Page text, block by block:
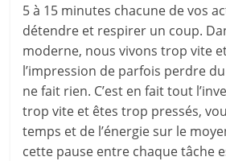
5 à 15 minutes chacune de vos
détendre et respirer un coup.
moderne, nous vivons trop vite
l’impression de parfois perdre
ne fait rien. C’est en fait tout
trop vite et êtes trop pressés,
temps et de l’énergie sur le
cette pause entre chaque tâche